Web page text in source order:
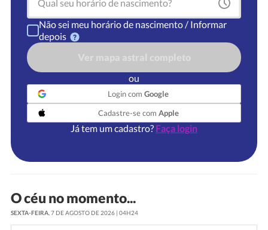
Não sei meu horário de nascimento / Informar
depois
ou
Login com Google
Cadastre-se com Apple
Já tem um cadastro? Faça login
O céu no momento...
SEXTA-FEIRA, 7 DE AGOSTO DE 2026 | 04H24